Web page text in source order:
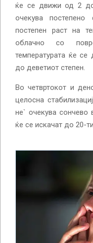
ќе се движи од 2
очекува
постепен раст на
облачно со
температурата ќе
до деветиот степен.
Во четвртокот и
целосна
не` очекува сончево
ќе се искачат до 20-